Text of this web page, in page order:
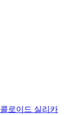
콜로이드 실리카